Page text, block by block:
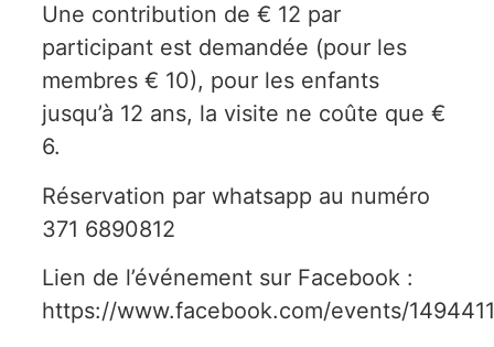
Une contribution de € 12 par
participant est demandée (pour les
membres € 10), pour les enfants
jusqu’à 12 ans, la visite ne coûte que €
6.
Réservation par whatsapp au numéro
371 6890812
Lien de l’événement sur Facebook :
https://www.facebook.com/events/